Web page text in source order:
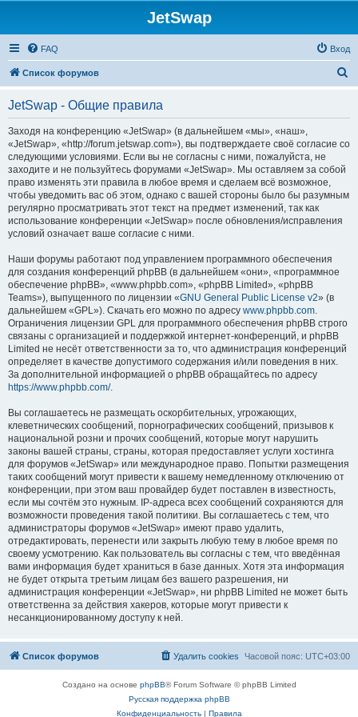
JetSwap
FAQ Вход
Список форумов
JetSwap - Общие правила
Заходя на конференцию «JetSwap» (в дальнейшем «мы», «наш»,
«JetSwap», «http://forum.jetswap.com»), вы подтверждаете своё согласие со
следующими условиями. Если вы не согласны с ними, пожалуйста, не
заходите и не пользуйтесь форумами «JetSwap». Мы оставляем за собой
право изменять эти правила в любое время и сделаем всё возможное,
чтобы уведомить вас об этом, однако с вашей стороны было бы разумным
регулярно просматривать этот текст на предмет изменений, так как
использование конференции «JetSwap» после обновления/исправления
условий означает ваше согласие с ними.
Наши форумы работают под управлением программного обеспечения
для создания конференций phpBB (в дальнейшем «они», «программное
обеспечение phpBB», «www.phpbb.com», «phpBB Limited», «phpBB
Teams»), выпущенного по лицензии «GNU General Public License v2» (в
дальнейшем «GPL»). Скачать его можно по адресу www.phpbb.com.
Ограничения лицензии GPL для программного обеспечения phpBB строго
связаны с организацией и поддержкой интернет-конференций, и phpBB
Limited не несёт ответственности за то, что администрация конференций
определяет в качестве допустимого содержания и/или поведения в них.
За дополнительной информацией о phpBB обращайтесь по адресу
https://www.phpbb.com/.
Вы соглашаетесь не размещать оскорбительных, угрожающих,
клеветнических сообщений, порнографических сообщений, призывов к
национальной розни и прочих сообщений, которые могут нарушить
законы вашей страны, страны, которая предоставляет услуги хостинга
для форумов «JetSwap» или международное право. Попытки размещения
таких сообщений могут привести к вашему немедленному отключению от
конференции, при этом ваш провайдер будет поставлен в известность,
если мы сочтём это нужным. IP-адреса всех сообщений сохраняются для
возможности проведения такой политики. Вы соглашаетесь с тем, что
администраторы форумов «JetSwap» имеют право удалить,
отредактировать, перенести или закрыть любую тему в любое время по
своему усмотрению. Как пользователь вы согласны с тем, что введённая
вами информация будет храниться в базе данных. Хотя эта информация
не будет открыта третьим лицам без вашего разрешения, ни
администрация конференции «JetSwap», ни phpBB Limited не может быть
ответственна за действия хакеров, которые могут привести к
несанкционированному доступу к ней.
Список форумов Часовой пояс: UTC+03:00
Удалить cookies
Создано на основе phpBB® Forum Software © phpBB Limited
Русская поддержка phpBB
Конфиденциальность| Правила